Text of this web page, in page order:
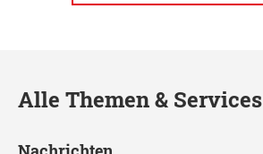
Alle Themen & Services